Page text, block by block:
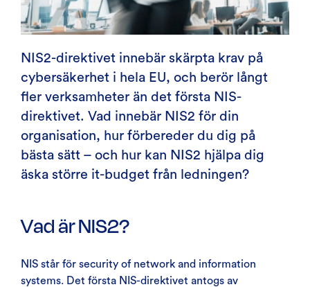
NIS2-direktivet innebär skärpta krav på
cybersäkerhet i hela EU, och berör långt
fler verksamheter än det första NIS-
direktivet. Vad innebär NIS2 för din
organisation, hur förbereder du dig på
bästa sätt – och hur kan NIS2 hjälpa dig
äska större it-budget från ledningen?
Vad är NIS2?
NIS står för security of network and information
systems. Det första NIS-direktivet antogs av